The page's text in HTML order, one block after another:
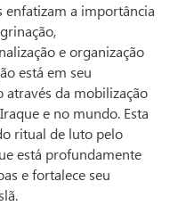
enfatizam a importância
e organização
está em seu
através da mobilização
e no mundo. Esta
ritual de luto pelo
está profundamente
e fortalece seu